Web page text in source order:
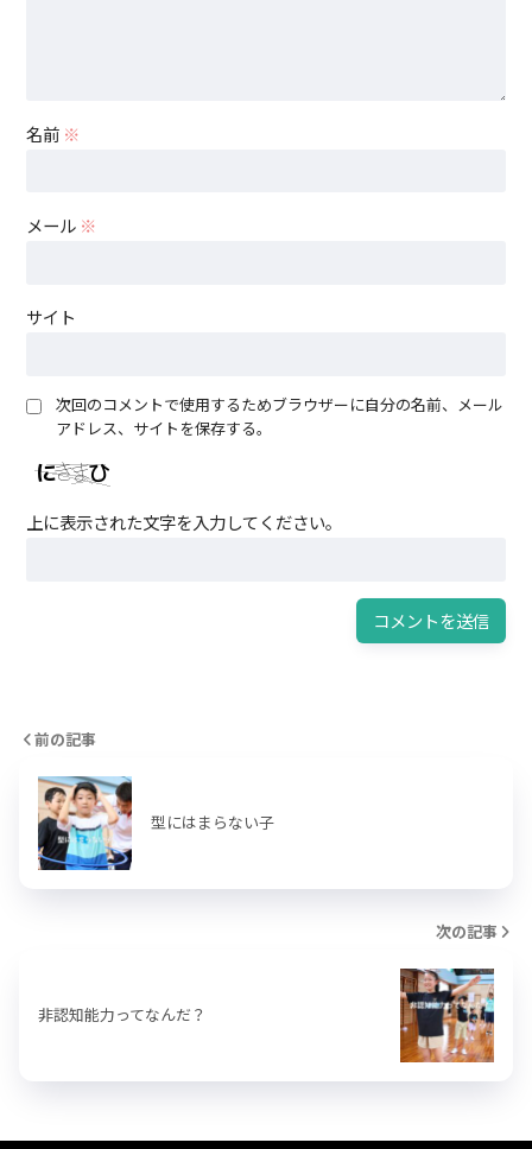
名前 ※
メール ※
サイト
次回のコメントで使用するためブラウザーに自分の名前、メール
アドレス、サイトを保存する。
上に表示された文字を入力してください。
前の記事
型にはまらない子
次の記事
非認知能力ってなんだ？